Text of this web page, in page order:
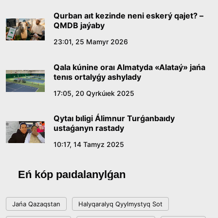
09:21, 21 Shilde 2026
Abaıdyń adam tárbıesi týraly kózqarastarynyń
18:59, 20 Shilde 2026
Jasandy ıntellekt: adamzattyń kómekshisi me,
18:16, 20 Shilde 2026
jetistikteri men damý baǵyty
Memleket basshysy Kóbeıtuz kóliniń jaı-kúıine
Qurban aıt kezinde neni eskerý qajet? –
QMDB jaýaby
23:01, 25 Mamyr 2026
Qala kúnine oraı Almatyda «Alataý» jańa
tenıs ortalyǵy ashylady
17:05, 20 Qyrkúıek 2025
Qytaı bıligi Álimnur Turǵanbaıdy
ustaǵanyn rastady
10:17, 14 Tamyz 2025
Eń kóp paıdalanylǵan
Jańa Qazaqstan Halyqaralyq Qyylmystyq Sot